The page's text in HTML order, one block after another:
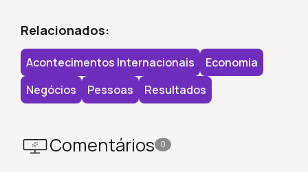
Relacionados:
Acontecimentos Internacionais
Economia
Negócios
Pessoas Resultados
Comentários 0